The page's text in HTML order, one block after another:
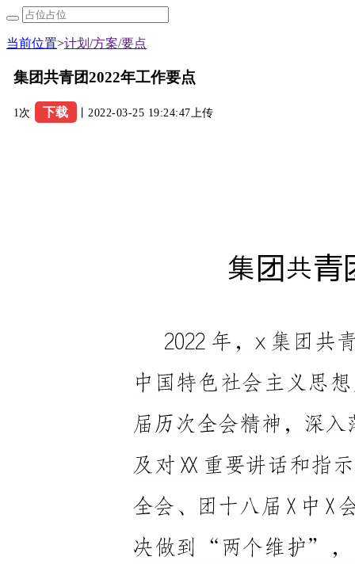
当前位置>计划/方案/要点
集团共青团2022年工作要点
1次 下载 丨2022-03-25 19:24:47上传